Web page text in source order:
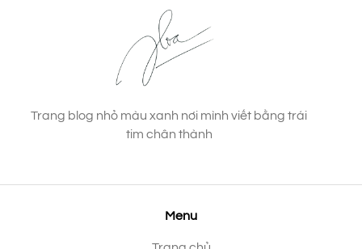
Trang blog nhỏ màu xanh nơi mình viết bằng trái
tim chân thành
Menu